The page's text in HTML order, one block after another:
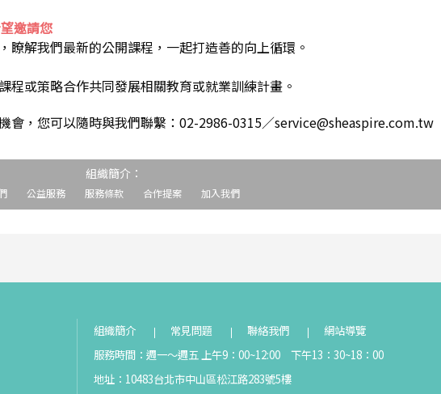
邀請您
，瞭解我們最新的公開課程，一起打造善的向上循環。
程或策略合作共同發展相關教育或就業訓練計畫。
會，您可以隨時與我們聯繫：02-2986-0315／service@sheaspire.com.tw
組織簡介：
公益服務 服務條款 合作提案 加入我們
組織簡介 常見問題 聯絡我們
網站導覽
服務時間：週一～週五 上午9：00~12:00 下午13：30~18：00
地址：10483台北市中山區松江路283號5樓